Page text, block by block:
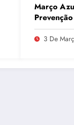
Março
ao
com3 De